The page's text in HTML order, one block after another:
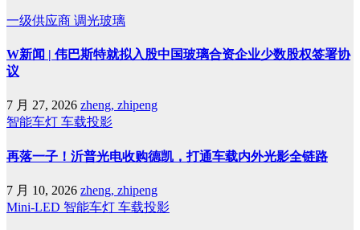
一级供应商 调光玻璃
W新闻 | 伟巴斯特就拟入股中国玻璃合资企业少数股权签署协
议
7 月 27, 2026 zheng, zhipeng
智能车灯 车载投影
再落一子！沂普光电收购德凯，打通车载内外光影全链路
7 月 10, 2026 zheng, zhipeng
Mini-LED 智能车灯 车载投影